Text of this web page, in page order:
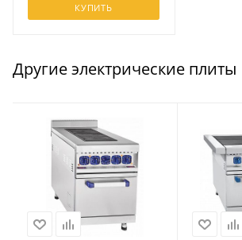
КУПИТЬ
Другие электрические плиты